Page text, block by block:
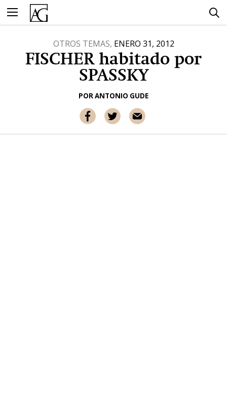
contenido
OTROS TEMAS, ENERO 31, 2012
FISCHER habitado por
SPASSKY
PORANTONIO GUDE